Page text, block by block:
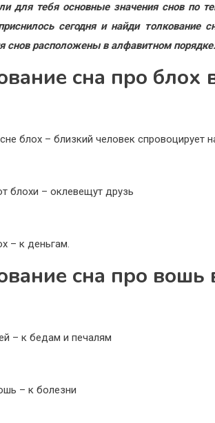
для тебя основные значения снов по
сегодня и найди толкование
снов расположены в алфавитном порядке.
сна про блох
блох – близкий человек спровоцирует
блохи – оклевещут друзь
– к деньгам.
сна про вошь
– к бедам и печалям
– к болезни